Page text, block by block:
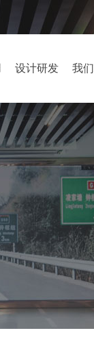
设计研发 我